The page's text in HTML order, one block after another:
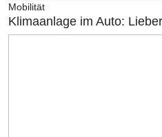
Mobilität
Klimaanlage im Auto: